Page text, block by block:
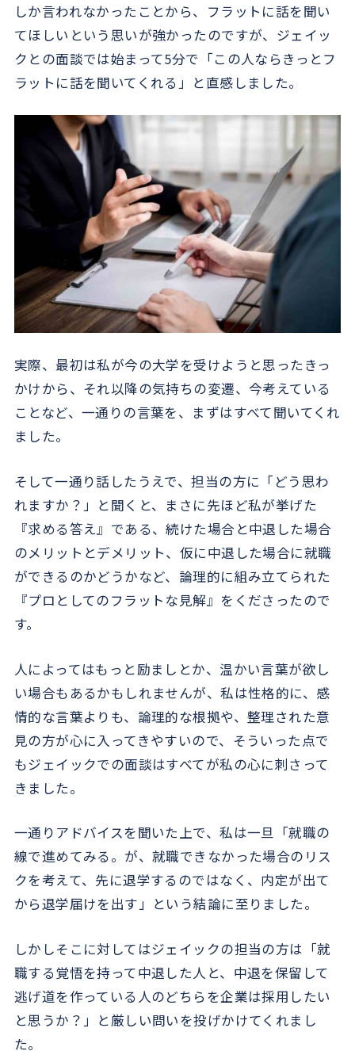
しか言われなかったことから、フラットに話を聞い
てほしいという思いが強かったのですが、ジェイッ
クとの面談では始まって5分で「この人ならきっとフ
ラットに話を聞いてくれる」と直感しました。
実際、最初は私が今の大学を受けようと思ったきっ
かけから、それ以降の気持ちの変遷、今考えている
ことなど、一通りの言葉を、まずはすべて聞いてくれ
ました。
そして一通り話したうえで、担当の方に「どう思わ
れますか？」と聞くと、まさに先ほど私が挙げた
『求める答え』である、続けた場合と中退した場合
のメリットとデメリット、仮に中退した場合に就職
ができるのかどうかなど、論理的に組み立てられた
『プロとしてのフラットな見解』をくださったので
す。
人によってはもっと励ましとか、温かい言葉が欲し
い場合もあるかもしれませんが、私は性格的に、感
情的な言葉よりも、論理的な根拠や、整理された意
見の方が心に入ってきやすいので、そういった点で
もジェイックでの面談はすべてが私の心に刺さって
きました。
一通りアドバイスを聞いた上で、私は一旦「就職の
線で進めてみる。が、就職できなかった場合のリス
クを考えて、先に退学するのではなく、内定が出て
から退学届けを出す」という結論に至りました。
しかしそこに対してはジェイックの担当の方は「就
職する覚悟を持って中退した人と、中退を保留して
逃げ道を作っている人のどちらを企業は採用したい
と思うか？」と厳しい問いを投げかけてくれまし
た。